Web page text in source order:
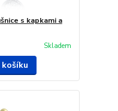
s kapkami a
Skladem